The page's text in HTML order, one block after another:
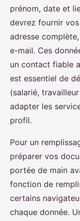
prénom, date et
devrez fournir
adresse
e-mail. Ces
un contact fiable
est essentiel de
(salarié,
adapter les
profil.
Pour un
préparer vos
portée de main
fonction de
certains
chaque donnée.